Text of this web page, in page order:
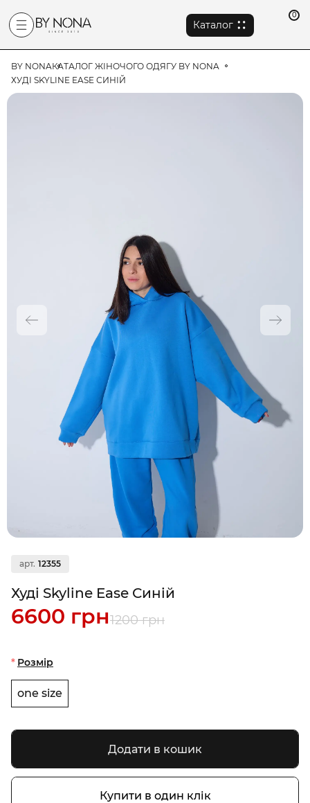
Каталог
0
BY NONAКАТАЛОГ ЖІНОЧОГО ОДЯГУ BY NONA
ХУДІ SKYLINE EASE СИНІЙ
арт. 12355
Худі Skyline Ease Синій
1200 грн
6600 грн
Розмір
one size
Додати в кошик
Купити в один клік